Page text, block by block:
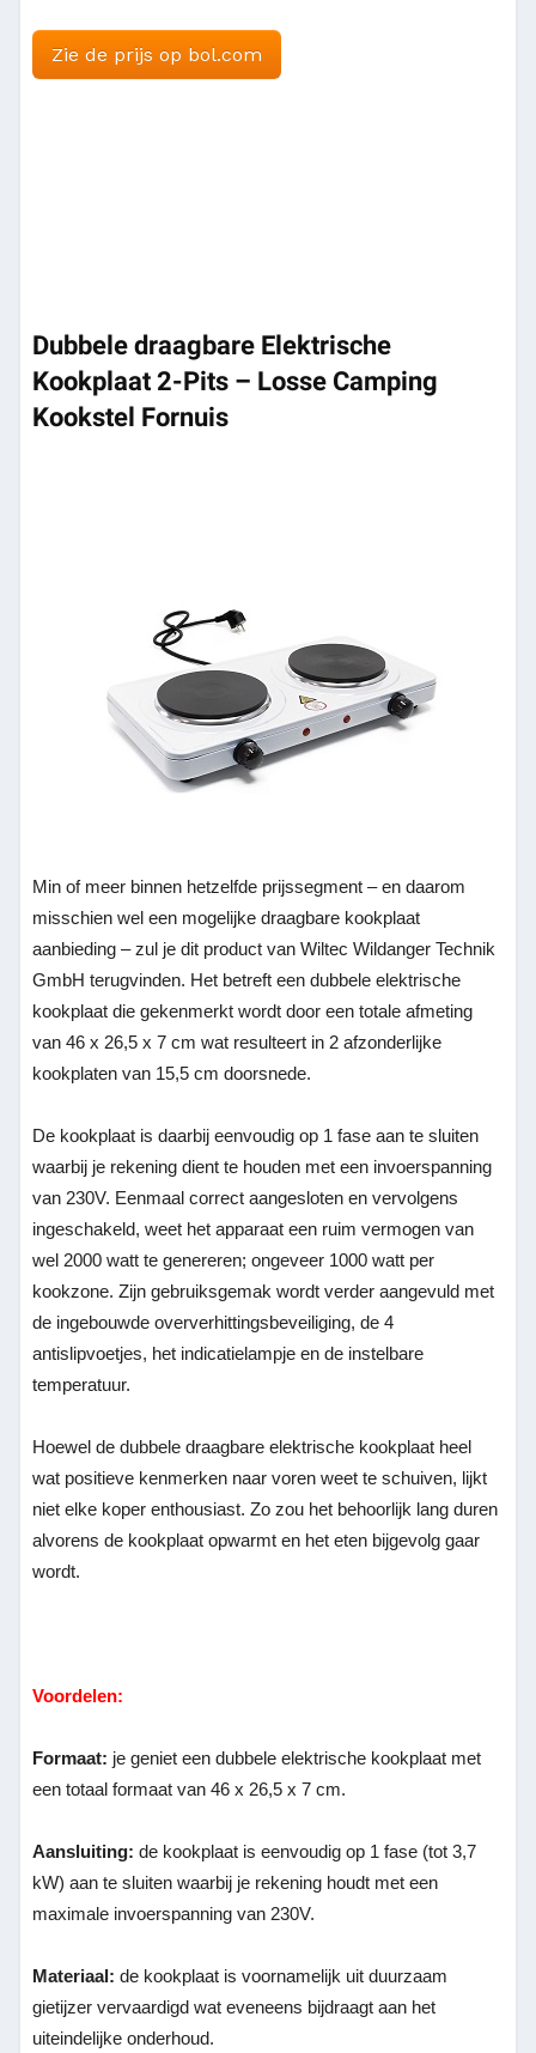
Zie de prijs op bol.com
Dubbele draagbare Elektrische
Kookplaat 2-Pits – Losse Camping
Kookstel Fornuis
Min of meer binnen hetzelfde prijssegment – en daarom
misschien wel een mogelijke draagbare kookplaat
aanbieding – zul je dit product van Wiltec Wildanger Technik
GmbH terugvinden. Het betreft een dubbele elektrische
kookplaat die gekenmerkt wordt door een totale afmeting
van 46 x 26,5 x 7 cm wat resulteert in 2 afzonderlijke
kookplaten van 15,5 cm doorsnede.
De kookplaat is daarbij eenvoudig op 1 fase aan te sluiten
waarbij je rekening dient te houden met een invoerspanning
van 230V. Eenmaal correct aangesloten en vervolgens
ingeschakeld, weet het apparaat een ruim vermogen van
wel 2000 watt te genereren; ongeveer 1000 watt per
kookzone. Zijn gebruiksgemak wordt verder aangevuld met
de ingebouwde oververhittingsbeveiliging, de 4
antislipvoetjes, het indicatielampje en de instelbare
temperatuur.
Hoewel de dubbele draagbare elektrische kookplaat heel
wat positieve kenmerken naar voren weet te schuiven, lijkt
niet elke koper enthousiast. Zo zou het behoorlijk lang duren
alvorens de kookplaat opwarmt en het eten bijgevolg gaar
wordt.
Voordelen:
Formaat: je geniet een dubbele elektrische kookplaat met
een totaal formaat van 46 x 26,5 x 7 cm.
Aansluiting: de kookplaat is eenvoudig op 1 fase (tot 3,7
kW) aan te sluiten waarbij je rekening houdt met een
maximale invoerspanning van 230V.
Materiaal: de kookplaat is voornamelijk uit duurzaam
gietijzer vervaardigd wat eveneens bijdraagt aan het
uiteindelijke onderhoud.